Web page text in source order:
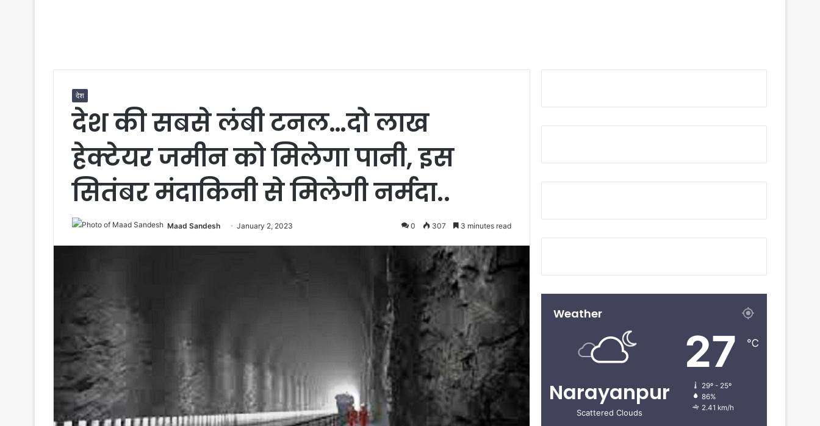
देश
देश की सबसे लंबी टनल…दो लाख
हेक्टेयर जमीन को मिलेगा पानी, इस
सितंबर मंदाकिनी से मिलेगी नर्मदा..
Maad Sandesh January 2, 2023 0 307 3 minutes read
Weather
Narayanpur
Scattered Clouds
27 ℃
29º - 25º
86%
2.41 km/h